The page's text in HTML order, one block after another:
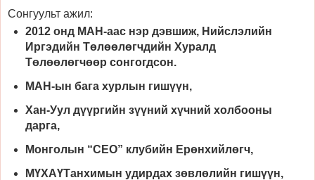
Сонгуульт ажил:
2012 онд MАН-аас нэр дэвшиж, Нийслэлийн
Иргэдийн Төлөөлөгчдийн Хуралд
Төлөөлөгчөөр сонгогдсон.
МАН-ын бага хурлын гишүүн,
Хан-Уул дүүргийн зүүний хүчний холбооны
дарга,
Монголын “CEO” клубийн Ерөнхийлөгч,
МҮХАҮТанхимын удирдах зөвлөлийн гишүүн,